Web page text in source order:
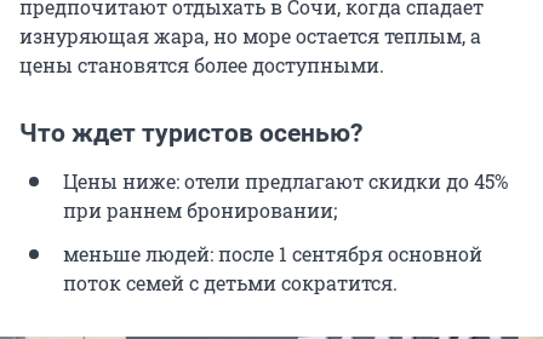
предпочитают отдыхать в Сочи, когда спадает
изнуряющая жара, но море остается теплым, а
цены становятся более доступными.
Что ждет туристов осенью?
Цены ниже: отели предлагают скидки до 45%
при раннем бронировании;
меньше людей: после 1 сентября основной
поток семей с детьми сократится.